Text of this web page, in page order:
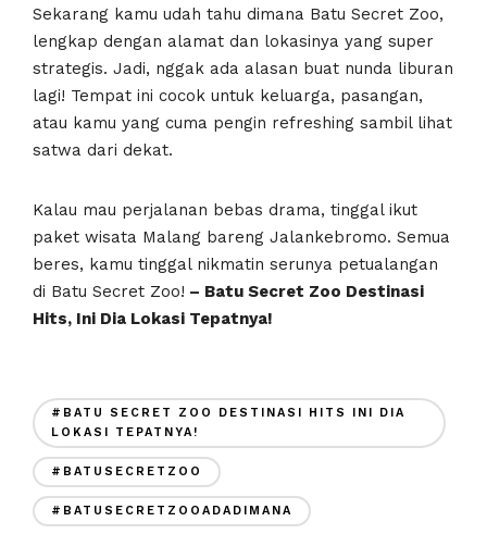
Sekarang kamu udah tahu dimana Batu Secret Zoo,
lengkap dengan alamat dan lokasinya yang super
strategis. Jadi, nggak ada alasan buat nunda liburan
lagi! Tempat ini cocok untuk keluarga, pasangan,
atau kamu yang cuma pengin refreshing sambil lihat
satwa dari dekat.
Kalau mau perjalanan bebas drama, tinggal ikut
paket wisata Malang bareng Jalankebromo. Semua
beres, kamu tinggal nikmatin serunya petualangan
di Batu Secret Zoo! – Batu Secret Zoo Destinasi
Hits, Ini Dia Lokasi Tepatnya!
#BATU SECRET ZOO DESTINASI HITS INI DIA
LOKASI TEPATNYA!
#BATUSECRETZOO
#BATUSECRETZOOADADIMANA